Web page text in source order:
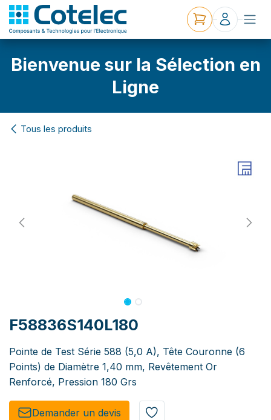
Bienvenue sur la Sélection en
Ligne
Tous les produits
F58836S140L180
Pointe de Test Série 588 (5,0 A), Tête Couronne (6
Points) de Diamètre 1,40 mm, Revêtement Or
Renforcé, Pression 180 Grs
Demander un de​​vis​​